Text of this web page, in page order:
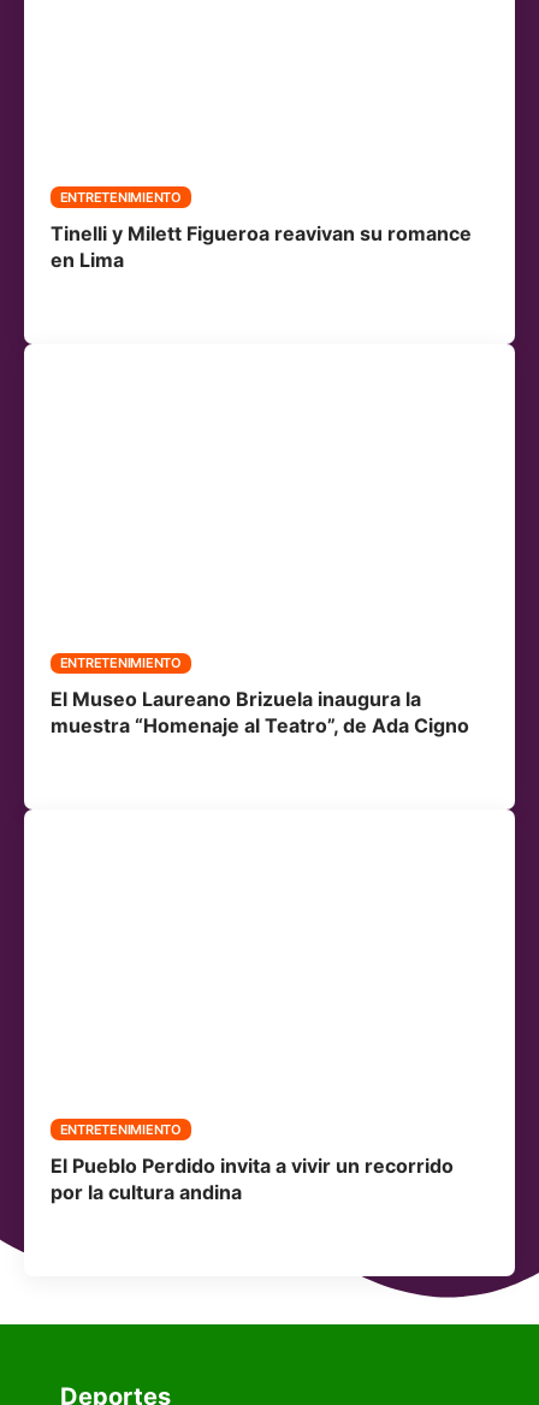
ENTRETENIMIENTO
Tinelli y Milett Figueroa reavivan su romance
en Lima
ENTRETENIMIENTO
El Museo Laureano Brizuela inaugura la
muestra “Homenaje al Teatro”, de Ada Cigno
ENTRETENIMIENTO
El Pueblo Perdido invita a vivir un recorrido
por la cultura andina
Deportes